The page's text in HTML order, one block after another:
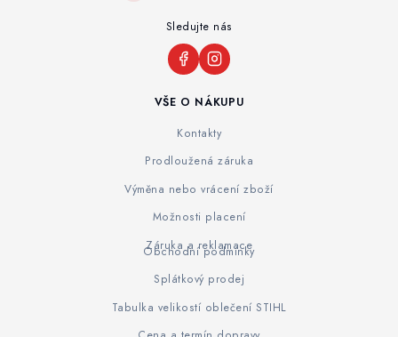
VŠE O NÁKUPU
Kontakty
Prodloužená záruka
Výměna nebo vrácení zboží
Možnosti placení
Záruka a reklamace
Obchodní podmínky
Splátkový prodej
Tabulka velikostí oblečení STIHL
Sledujte nás